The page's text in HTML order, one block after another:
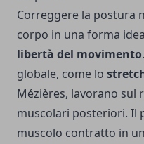
Correggere la postura
corpo in una forma
libertà del movimento
globale, come lo
Mézières, lavorano sul
muscolari posteriori. Il
muscolo contratto in